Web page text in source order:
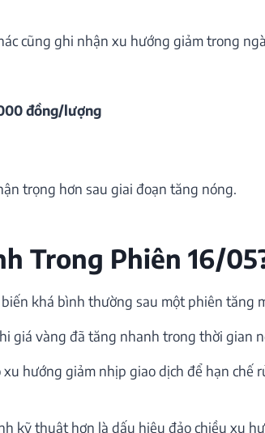
cũng ghi nhận xu hướng giảm trong
đồng/lượng
trọng hơn sau giai đoạn tăng nóng.
Trong Phiên 16/
khá bình thường sau một phiên tăng
giá vàng đã tăng nhanh trong thời gian
hướng giảm nhịp giao dịch để hạn chế
kỹ thuật hơn là dấu hiệu đảo chiều xu